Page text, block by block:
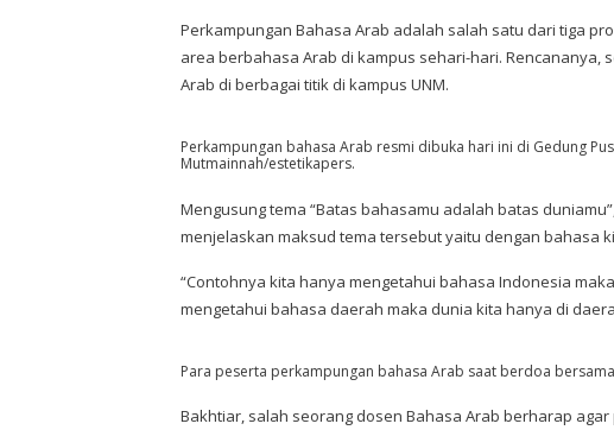
Perkampungan Bahasa Arab adalah salah satu dari tiga
area berbahasa Arab di kampus sehari-hari.
Arab di berbagai titik di kampus UNM.
Perkampungan bahasa Arab resmi dibuka hari ini di Gedung
Mutmainnah/estetikapers.
Mengusung tema “Batas bahasamu adalah batas
menjelaskan maksud tema tersebut yaitu dengan bahasa
“Contohnya kita hanya mengetahui bahasa Indonesia
mengetahui bahasa daerah maka dunia kita hanya di
Para peserta perkampungan bahasa Arab saat berdoa
Bakhtiar, salah seorang dosen Bahasa Arab berharap